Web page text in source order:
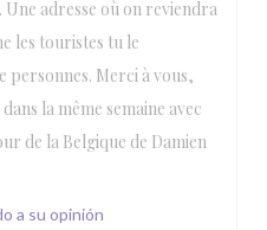
adresse où on reviendra
les touristes tu le
personnes. Merci à vous,
la même semaine avec
de la Belgique de Damien
a su opinión